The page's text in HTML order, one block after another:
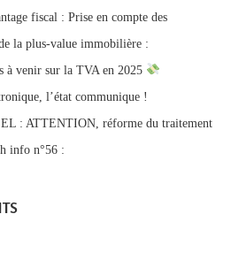
fiscal : Prise en compte des
la plus-value immobilière :
à venir sur la TVA en 2025
l’état communique !
: ATTENTION, réforme du traitement
info n°56 :